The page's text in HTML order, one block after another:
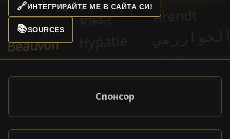
🔗ИНТЕГРИРАЙТЕ МЕ В САЙТА СИ!
📚SOURCES
Спонсор